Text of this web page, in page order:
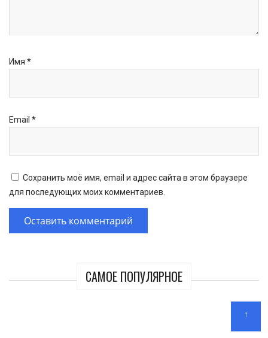
САМОЕ ПОПУЛЯРНОЕ
Имя *
Email *
Сохранить моё имя, email и адрес сайта в этом браузере
для последующих моих комментариев.
↑